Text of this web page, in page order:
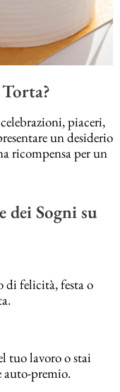
piaceri,
un desiderio
ricompensa per un
Sogni su
di felicità, festa o
tuo lavoro o stai
auto-premio.